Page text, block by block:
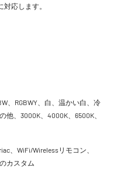
応します。
、RGBWY、白、温かい白、冷
、3000K、4000K、6500K、
、WiFi/Wirelessリモコン、
カスタム